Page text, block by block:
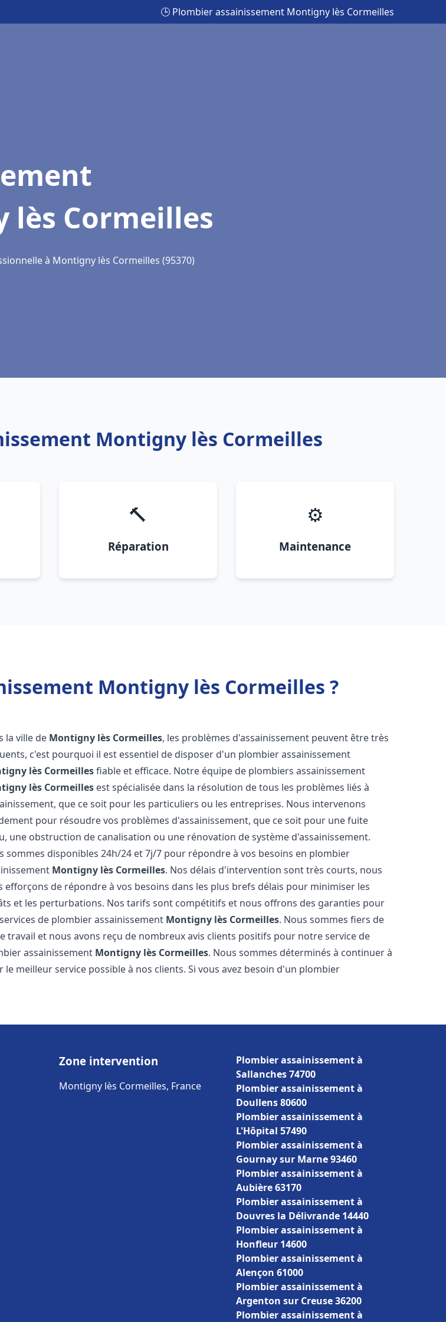
🕒 Plombier assainissement Montigny lès Cormeilles
lès Cormeilles
à Montigny lès Cormeilles (95370)
Montigny lès Cormeilles
🔨
Réparation
⚙️
Maintenance
Montigny lès Cormeilles ?
la ville de Montigny lès Cormeilles, les problèmes d'assainissement peuvent être très
c'est pourquoi il est essentiel de disposer d'un plombier assainissement
lès Cormeillesfiable et efficace. Notre équipe de plombiers assainissement
lès Cormeilles est spécialisée dans la résolution de tous les problèmes liés à
que ce soit pour les particuliers ou les entreprises. Nous intervenons
pour résoudre vos problèmes d'assainissement, que ce soit pour une fuite
une obstruction de canalisation ou une rénovation de système d'assainissement.
sommes disponibles 24h/24 et 7j/7 pour répondre à vos besoins en plombier
Montigny lès Cormeilles. Nos délais d'intervention sont très courts, nous
efforçons de répondre à vos besoins dans les plus brefs délais pour minimiser les
et les perturbations. Nos tarifs sont compétitifs et nous offrons des garanties pour
de plombier assainissement Montigny lès Cormeilles. Nous sommes fiers de
travail et nous avons reçu de nombreux avis clients positifs pour notre service de
assainissement Montigny lès Cormeilles. Nous sommes déterminés à continuer à
le meilleur service possible à nos clients. Si vous avez besoin d'un plombier
Zone intervention
Montigny lès Cormeilles, France
Plombier assainissement à
Sallanches 74700
Plombier assainissement à
Doullens 80600
Plombier assainissement à
L'Hôpital 57490
Plombier assainissement à
Gournay sur Marne 93460
Plombier assainissement à
Aubière 63170
Plombier assainissement à
Douvres la Délivrande 14440
Plombier assainissement à
Honfleur 14600
Plombier assainissement à
Alençon 61000
Plombier assainissement à
Argenton sur Creuse 36200
Plombier assainissement à